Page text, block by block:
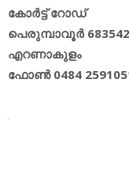
കോര്‍ട്ട് റോഡ്
പെരുമ്പാവൂര്‍ 683542
എറണാകുളം
ഫോണ്‍ 0484